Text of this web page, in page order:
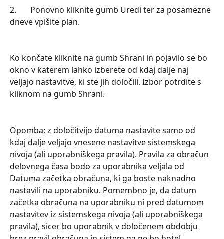
2.       Ponovno kliknite gumb Uredi ter za posamezne
dneve vpišite plan.
Ko končate kliknite na gumb Shrani in pojavilo se bo
okno v katerem lahko izberete od kdaj dalje naj
veljajo nastavitve, ki ste jih določili. Izbor potrdite s
kliknom na gumb Shrani.
Opomba: z določitvijo datuma nastavite samo od
kdaj dalje veljajo vnesene nastavitve sistemskega
nivoja (ali uporabniškega pravila). Pravila za obračun
delovnega časa bodo za uporabnika veljala od
Datuma začetka obračuna, ki ga boste naknadno
nastavili na uporabniku. Pomembno je, da datum
začetka obračuna na uporabniku ni pred datumom
nastavitev iz sistemskega nivoja (ali uporabniškega
pravila), sicer bo uporabnik v določenem obdobju